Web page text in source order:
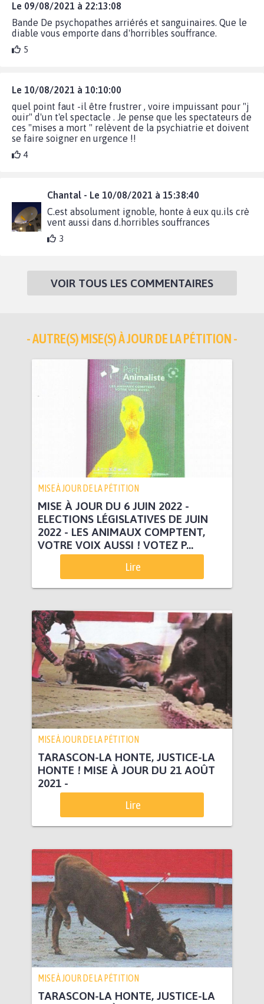
Le 09/08/2021 à 22:13:08
Bande De psychopathes arriérés et sanguinaires. Que le
diable vous emporte dans d'horribles souffrance.
5
Le 10/08/2021 à 10:10:00
quel point faut -il être frustrer , voire impuissant pour "j
ouir" d'un t'el spectacle . Je pense que les spectateurs de
ces "mises a mort " relèvent de la psychiatrie et doivent
se faire soigner en urgence !!
4
Chantal - Le 10/08/2021 à 15:38:40
C.est absolument ignoble, honte à eux qu.ils crè
vent aussi dans d.horribles souffrances
3
VOIR TOUS LES COMMENTAIRES
- AUTRE(S) MISE(S) À JOUR DE LA PÉTITION -
MISE À JOUR DE LA PÉTITION
MISE À JOUR DU 6 JUIN 2022 -
ELECTIONS LÉGISLATIVES DE JUIN
2022 - LES ANIMAUX COMPTENT,
VOTRE VOIX AUSSI ! VOTEZ P...
Lire
MISE À JOUR DE LA PÉTITION
TARASCON-LA HONTE, JUSTICE-LA
HONTE ! MISE À JOUR DU 21 AOÛT
2021 -
Lire
MISE À JOUR DE LA PÉTITION
TARASCON-LA HONTE, JUSTICE-LA